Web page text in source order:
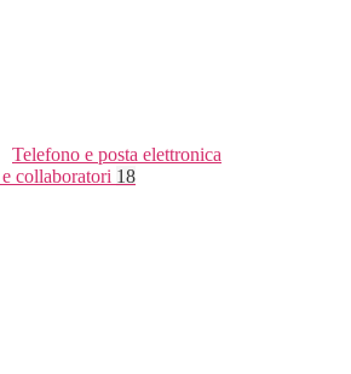
Telefono e posta elettronica
collaboratori 18